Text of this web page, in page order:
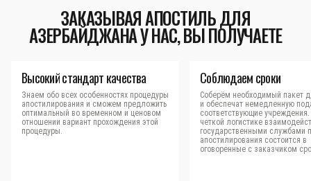
ЗАКАЗЫВАЯ АПОСТИЛЬ ДЛЯ
АЗЕРБАЙДЖАНА У НАС, ВЫ ПОЛУЧАЕТЕ
Высокий стандарт качества
Знаем обо всех особенностях процедуры
апостилирования и сможем предложить
оптимальный во временном и ценовом
отношении вариант прохождения этой
процедуры.
Соблюдаем сроки
Соберём необходимый пакет
и обеспечат немедленную
соответствующие
четкой логистике
государственными службами
апостилирования состоится в
оговоренные с заказчиком